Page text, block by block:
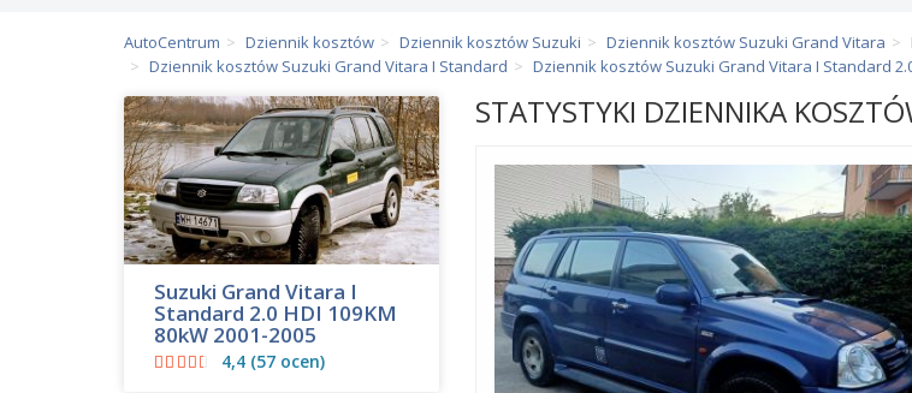
AutoCentrum Dziennik kosztów Dziennik kosztów Suzuki Dziennik kosztów Suzuki Grand Vitara
Dziennik kosztów Suzuki Grand Vitara I Standard
Dziennik kosztów Suzuki Grand Vitara I Standard
STATYSTYKI DZIENNIKA
Suzuki Grand Vitara I
Standard 2.0 HDI 109KM
80kW 2001-2005
4,4 (57 ocen)